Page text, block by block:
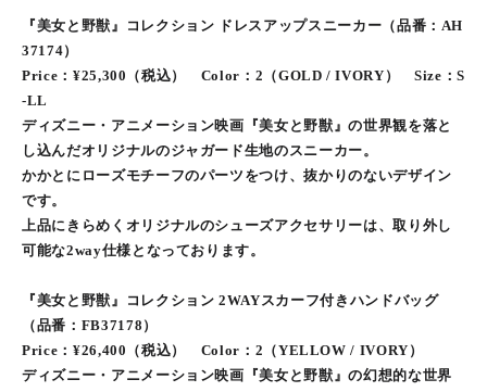
『美女と野獣』コレクション ドレスアップスニーカー（品番：AH
37174）
Price：¥25,300（税込） Color：2（GOLD / IVORY） Size：S
-LL
ディズニー・アニメーション映画『美女と野獣』の世界観を落と
し込んだオリジナルのジャガード生地のスニーカー。
かかとにローズモチーフのパーツをつけ、抜かりのないデザイン
です。
上品にきらめくオリジナルのシューズアクセサリーは、取り外し
可能な2way仕様となっております。
『美女と野獣』コレクション 2WAYスカーフ付きハンドバッグ
（品番：FB37178）
Price：¥26,400（税込） Color：2（YELLOW / IVORY）
ディズニー・アニメーション映画『美女と野獣』の幻想的な世界